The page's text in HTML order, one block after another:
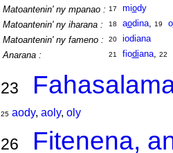
Matoantenin' ny mpanao : 17 miody
Matoantenin' ny iharana :
18 aodina, 19 o
Matoantenin' ny fameno :
20
iodiana
Anarana :
21 fiodiana, 22
23
25 aody, aoly, oly
26
Fitenena,